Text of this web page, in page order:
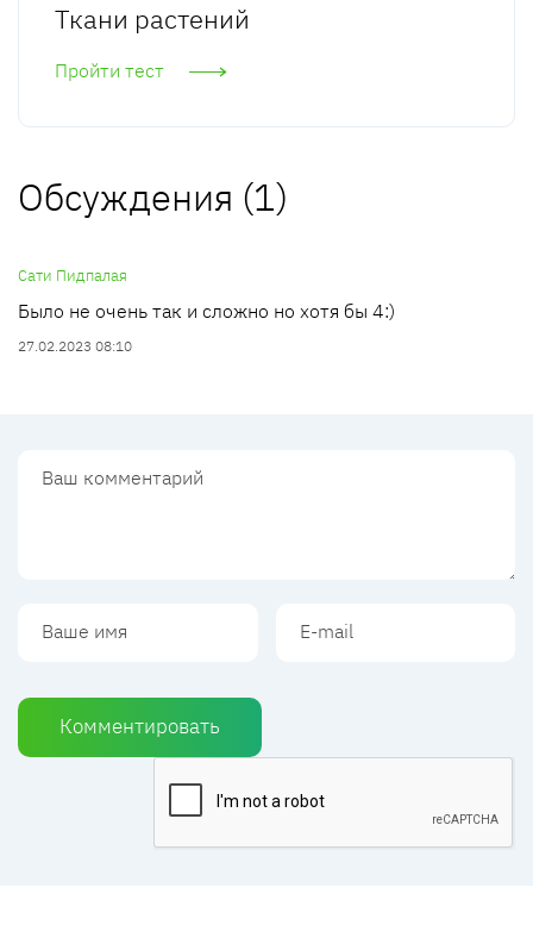
Ткани растений
Пройти тест
Обсуждения (1)
Сати Пидпалая
Было не очень так и сложно но хотя бы 4:)
27.02.2023 08:10
Комментировать